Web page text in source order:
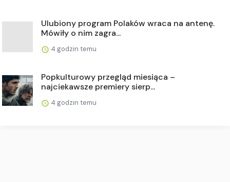
Ulubiony program Polaków wraca na antenę.
Mówiły o nim zagra...
4 godzin temu
Popkulturowy przegląd miesiąca –
najciekawsze premiery sierp...
4 godzin temu